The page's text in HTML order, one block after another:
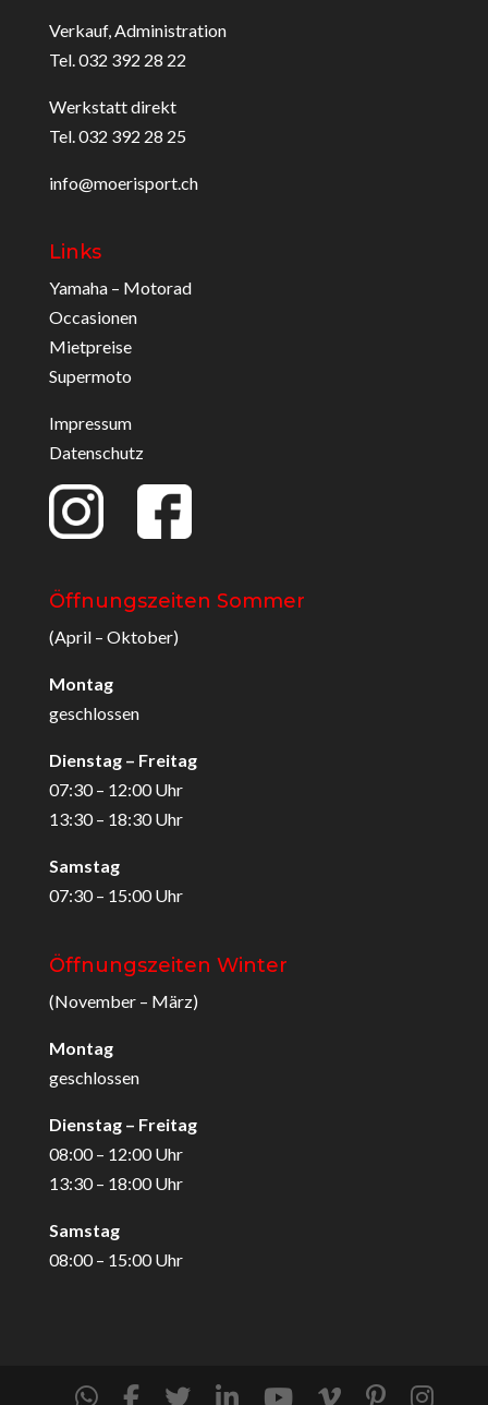
Verkauf, Administration
Tel. 032 392 28 22
Werkstatt direkt
Tel. 032 392 28 25
info@moerisport.ch
Links
Yamaha – Motorad
Occasionen
Mietpreise
Supermoto
Impressum
Datenschutz
Öffnungszeiten Sommer
(April – Oktober)
Montag
geschlossen
Dienstag – Freitag
07:30 – 12:00 Uhr
13:30 – 18:30 Uhr
Samstag
07:30 – 15:00 Uhr
Öffnungszeiten Winter
(November – März)
Montag
geschlossen
Dienstag – Freitag
08:00 – 12:00 Uhr
13:30 – 18:00 Uhr
Samstag
08:00 – 15:00 Uhr